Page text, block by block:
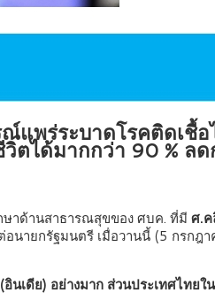
พร่ระบาดโรคติดเชื้อ
ได้มากกว่า 90 % ลด
าด้านสาธารณสุขของ ศบค. ที่มี ศ.ค
นายกรัฐมนตรี เมื่อวานนี้ (5 กรกฎ
นเดีย) อย่างมาก ส่วนประเทศไทยใ